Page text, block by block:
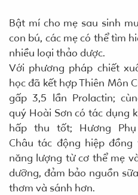
Bật mí cho mẹ sau sinh
con bú, các mẹ có thể tìm
nhiều loại thảo dược.
Với phương pháp chiết
học đã kết hợp Thiên Môn
gấp 3,5 lần Prolactin;
quý Hoài Sơn có tác dụng
hấp thu tốt; Hương
Châu tác động hiệp
năng lượng từ cơ thể mẹ
dưỡng, đảm bảo nguồn
thơm và sánh hơn.